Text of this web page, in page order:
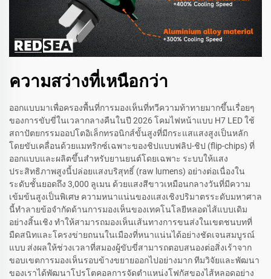
ความสว่างที่เหนือกว่า
ออกแบบมาเพื่อครองพื้นที่การมองเห็นที่ทวีความท้าทายมากขึ้นเรื่อยๆ
ของการขับขี่ในเวลากลางคืนในปี 2026 โคมไฟหน้าแบบ H7 LED ใช้
สถาปัตยกรรมออปโตอิเล็กทรอนิกส์ขั้นสูงที่มีกระแสแสงสูงเป็นหลัก
โดยขับเคลื่อนด้วยแมทริกซ์เฉพาะของชิปแบบฟลิป-ชิป (flip-chips) ที่
ออกแบบและผลิตขึ้นสำหรับยานยนต์โดยเฉพาะ ระบบให้แสง
ประสิทธิภาพสูงนี้ปล่อยแสงบริสุทธิ์ (raw lumens) อย่างต่อเนื่องใน
ระดับชั้นยอดถึง 3,000 ลูเมน ด้วยแสงสีขาวเหมือนกลางวันที่มีความ
เข้มข้นสูงเป็นพิเศษ ความหนาแน่นของแสงเชิงปริมาตรระดับมหาศาล
นี้ทำลายข้อจำกัดด้านการมองเห็นของเทคโนโลยีหลอดไส้แบบเดิม
อย่างสิ้นเชิง ทำให้สามารถมองเห็นเส้นทางการขนส่งในเขตชนบทที่
มืดสนิทและโครงข่ายถนนในเมืองที่หนาแน่นได้อย่างชัดเจนสมบูรณ์
แบบ ส่งผลให้ช่วงเวลาที่สมองผู้ขับขี่สามารถตอบสนองต่อสิ่งเร้าจาก
ขอบเขตการมองเห็นรอบข้างขยายออกไปอย่างมาก ทีมวิจัยและพัฒนา
ของเราได้พัฒนาโปรโตคอลการจัดตำแหน่งโฟกัสของไส้หลอดอย่าง